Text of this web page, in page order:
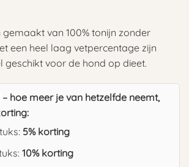
van 100% tonijn zonder
een heel laag vetpercentage zijn
geschikt voor de hond op dieet.
hoe meer je van hetzelfde neemt,
5% korting
10% korting